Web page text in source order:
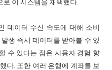
로 이 시스템을 채택했다.
데이터 수신 속도에 대해 소비
생 즉시 데이터를 받아볼 수 있
수 있다는 점은 사용자 경험 향
다. 또한 여러 은행에 계좌를 보